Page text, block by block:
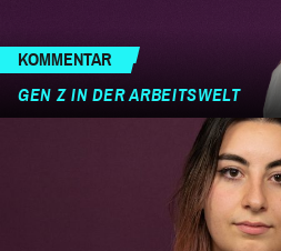
KOMMENTAR
GEN Z IN DER ARBEITSWELT